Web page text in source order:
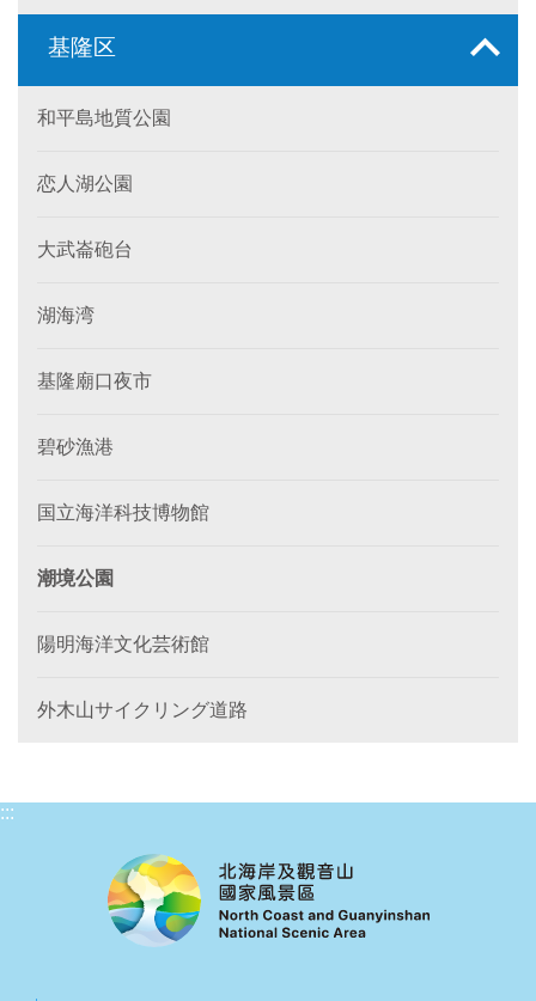
基隆区
和平島地質公園
恋人湖公園
大武崙砲台
湖海湾
基隆廟口夜市
碧砂漁港
国立海洋科技博物館
潮境公園
陽明海洋文化芸術館
外木山サイクリング道路
:::